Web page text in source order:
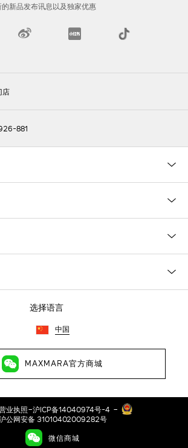
微信商城
新品发布讯息以及独家优惠
店
881
选择语言
中国
MAXMARA官方商城
营业执照- 沪ICP备14040974号-4 -
沪公网安备 31010402009282号
贸易有限公司 保留所有权利 地址：上海市徐汇区
长乐路989号43层